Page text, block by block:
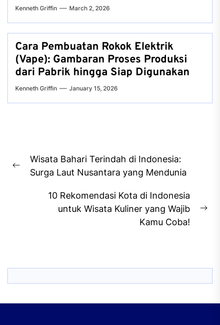
Kenneth Griffin March 2, 2026
Cara Pembuatan Rokok Elektrik
(Vape): Gambaran Proses Produksi
dari Pabrik hingga Siap Digunakan
Kenneth Griffin January 15, 2026
navigation
Previous
Wisata Bahari Terindah di Indonesia:
Surga Laut Nusantara yang Mendunia
10 Rekomendasi Kota di Indonesia
untuk Wisata Kuliner yang Wajib
Kamu Coba!